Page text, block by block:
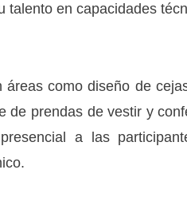
talento en capacidades
áreas como diseño de
de prendas de vestir y
a las